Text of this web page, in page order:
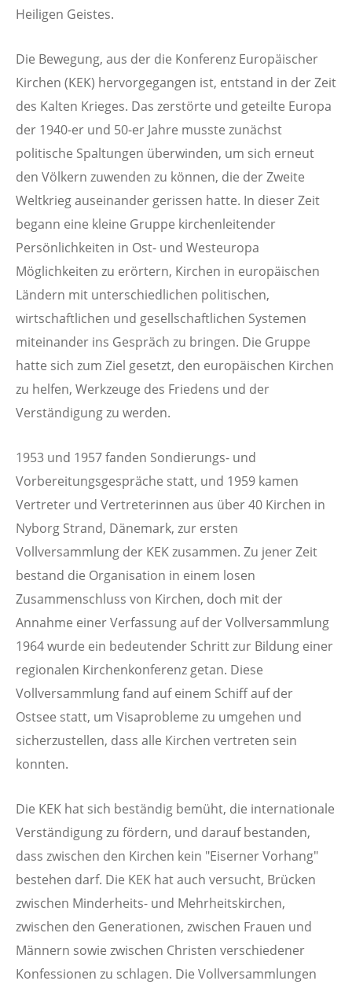
Heiligen Geistes.
Die Bewegung, aus der die Konferenz Europäischer
Kirchen (KEK) hervorgegangen ist, entstand in der Zeit
des Kalten Krieges. Das zerstörte und geteilte Europa
der 1940-er und 50-er Jahre musste zunächst
politische Spaltungen überwinden, um sich erneut
den Völkern zuwenden zu können, die der Zweite
Weltkrieg auseinander gerissen hatte. In dieser Zeit
begann eine kleine Gruppe kirchenleitender
Persönlichkeiten in Ost- und Westeuropa
Möglichkeiten zu erörtern, Kirchen in europäischen
Ländern mit unterschiedlichen politischen,
wirtschaftlichen und gesellschaftlichen Systemen
miteinander ins Gespräch zu bringen. Die Gruppe
hatte sich zum Ziel gesetzt, den europäischen Kirchen
zu helfen, Werkzeuge des Friedens und der
Verständigung zu werden.
1953 und 1957 fanden Sondierungs- und
Vorbereitungsgespräche statt, und 1959 kamen
Vertreter und Vertreterinnen aus über 40 Kirchen in
Nyborg Strand, Dänemark, zur ersten
Vollversammlung der KEK zusammen. Zu jener Zeit
bestand die Organisation in einem losen
Zusammenschluss von Kirchen, doch mit der
Annahme einer Verfassung auf der Vollversammlung
1964 wurde ein bedeutender Schritt zur Bildung einer
regionalen Kirchenkonferenz getan. Diese
Vollversammlung fand auf einem Schiff auf der
Ostsee statt, um Visaprobleme zu umgehen und
sicherzustellen, dass alle Kirchen vertreten sein
konnten.
Die KEK hat sich beständig bemüht, die internationale
Verständigung zu fördern, und darauf bestanden,
dass zwischen den Kirchen kein "Eiserner Vorhang"
bestehen darf. Die KEK hat auch versucht, Brücken
zwischen Minderheits- und Mehrheitskirchen,
zwischen den Generationen, zwischen Frauen und
Männern sowie zwischen Christen verschiedener
Konfessionen zu schlagen. Die Vollversammlungen